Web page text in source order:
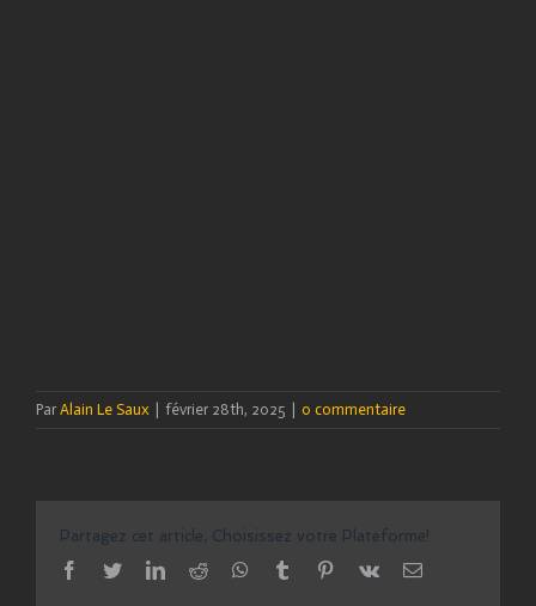
Par Alain Le Saux février 28th, 2025 0 commentaire
Partagez cet article, Choisissez votre Plateforme!
facebook
twitterlinkedinreddit whatsapptumblr pinterest
vk Email